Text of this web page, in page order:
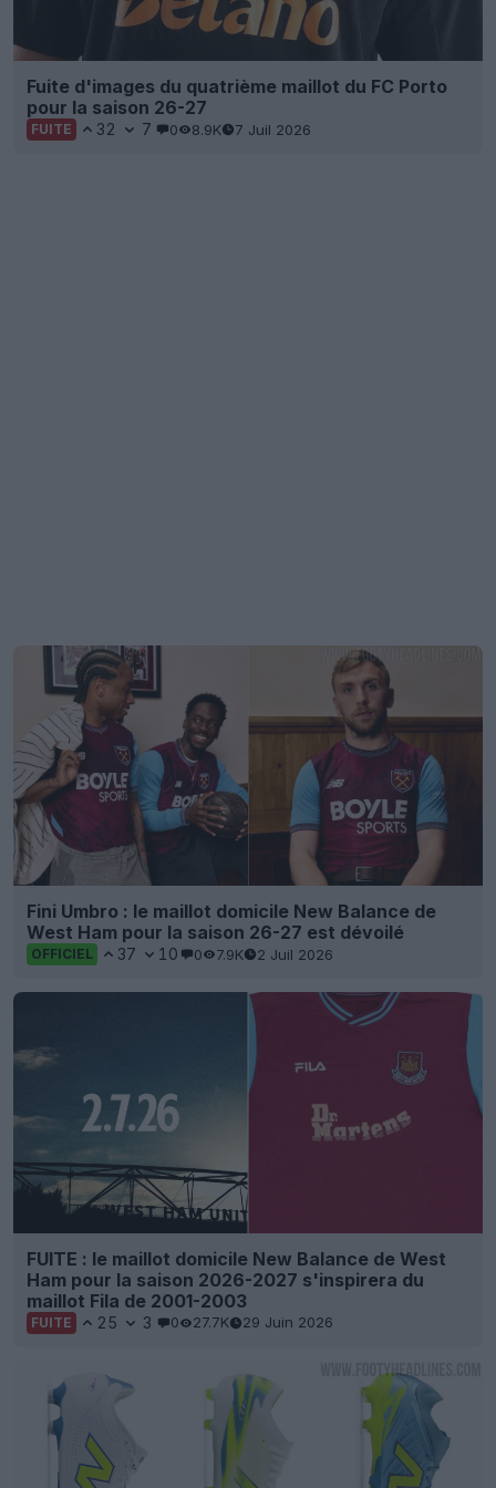
Fuite d'images du quatrième maillot du FC Porto
pour la saison 26-27
FUITE 32 7 0 8.9K 7 Juil 2026
Fini Umbro : le maillot domicile New Balance de
West Ham pour la saison 26-27 est dévoilé
OFFICIEL 37 10 0 7.9K 2 Juil 2026
FUITE : le maillot domicile New Balance de West
Ham pour la saison 2026-2027 s'inspirera du
maillot Fila de 2001-2003
FUITE 25 3 0 27.7K 29 Juin 2026